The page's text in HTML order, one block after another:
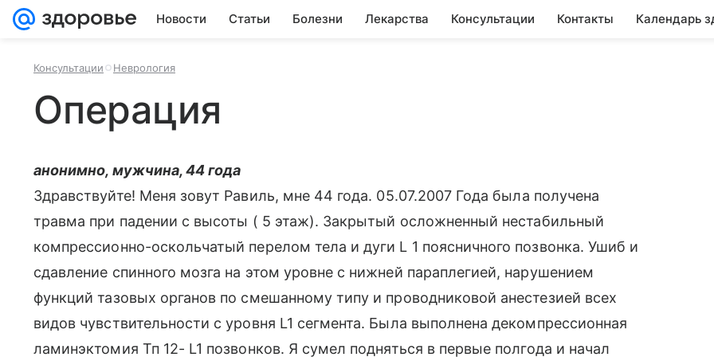
Новости Статьи Болезни Лекарства Консультации Контакты Календарь
Консультации Неврология
Операция
анонимно, мужчина, 44 года
Здравствуйте! Меня зовут Равиль, мне 44 года. 05.07.2007 Года была получена
травма при падении с высоты ( 5 этаж). Закрытый осложненный нестабильный
компрессионно-оскольчатый перелом тела и дуги L 1 поясничного позвонка. Ушиб и
сдавление спинного мозга на этом уровне с нижней параплегией, нарушением
функций тазовых органов по смешанному типу и проводниковой анестезией всех
видов чувствительности с уровня L1 сегмента. Была выполнена декомпрессионная
ламинэктомия Тп 12- L1 позвонков. Я сумел подняться в первые полгода и начал